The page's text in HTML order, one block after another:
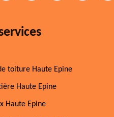
toiture Haute Epine
Haute Epine
Haute Epine